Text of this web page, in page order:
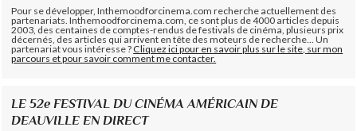
Pour se développer, Inthemoodforcinema.com recherche actuellement des
partenariats. Inthemoodforcinema.com, ce sont plus de 4000 articles depuis
2003, des centaines de comptes-rendus de festivals de cinéma, plusieurs prix
décernés, des articles qui arrivent en tête des moteurs de recherche... Un
partenariat vous intéresse ?Cliquez ici pour en savoir plus sur le site, sur mon
parcours et pour savoir comment me contacter.
LE 52e FESTIVAL DU CINÉMA AMÉRICAIN DE
DEAUVILLE EN DIRECT